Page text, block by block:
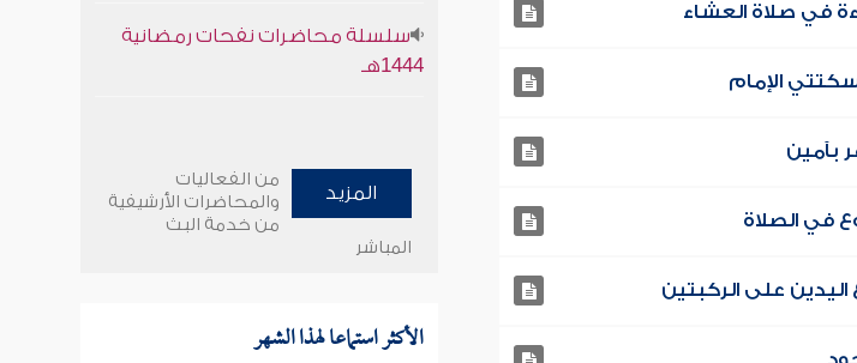
سلسلة محاضرات نفحات رمضانية
1444هـ
المزيد
من الفعاليات
والمحاضرات الأرشيفية
من خدمة البث
المباشر
الأكثر استماعا لهذا الشهر